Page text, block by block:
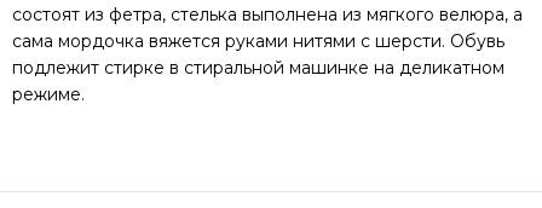
состоят из фетра, стелька выполнена из мягкого велюра, а
сама мордочка вяжется руками нитями с шерсти. Обувь
подлежит стирке в стиральной машинке на деликатном
режиме.